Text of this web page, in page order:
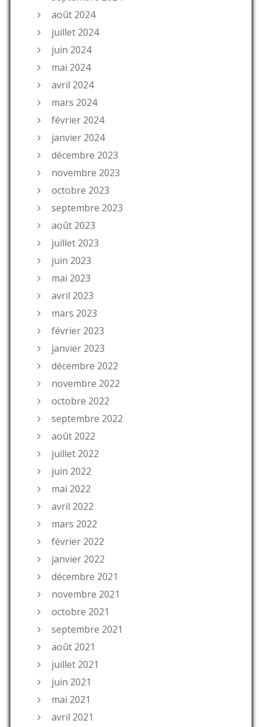
août 2024
juillet 2024
juin 2024
mai 2024
avril 2024
mars 2024
février 2024
janvier 2024
décembre 2023
novembre 2023
octobre 2023
septembre 2023
août 2023
juillet 2023
juin 2023
mai 2023
avril 2023
mars 2023
février 2023
janvier 2023
décembre 2022
novembre 2022
octobre 2022
septembre 2022
août 2022
juillet 2022
juin 2022
mai 2022
avril 2022
mars 2022
février 2022
janvier 2022
décembre 2021
novembre 2021
octobre 2021
septembre 2021
août 2021
juillet 2021
juin 2021
mai 2021
avril 2021